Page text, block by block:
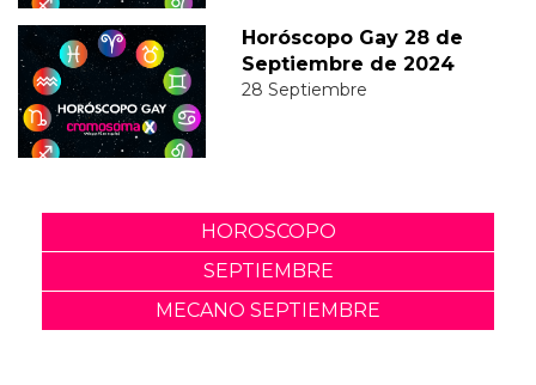
Horóscopo Gay 28 de
Septiembre de 2024
28 Septiembre
HOROSCOPO
SEPTIEMBRE
MECANO SEPTIEMBRE